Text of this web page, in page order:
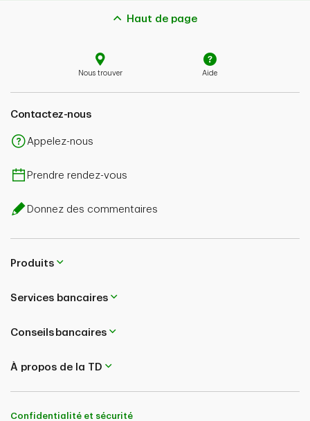
Haut de page
Nous trouver Aide
Contactez-nous
Appelez-nous
Prendre rendez-vous
Donnez des commentaires
Produits
Services bancaires
Conseils bancaires
À propos de la TD
Confidentialité et sécurité